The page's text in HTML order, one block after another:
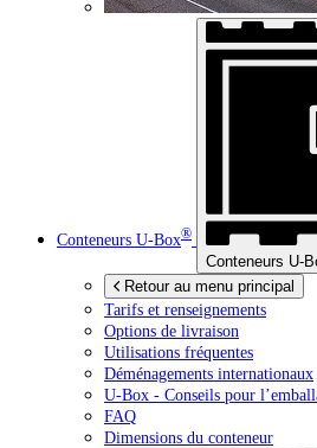
Conteneurs U-Box®
Conteneurs U-
Retour au menu principal
Tarifs et renseignements
Options de livraison
Utilisations fréquentes
Déménagements internationaux
U-Box - Conseils pour
FAQ
Dimensions du conteneur